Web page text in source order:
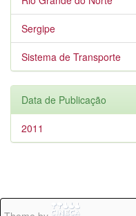
Sergipe
Sistema de Transporte
Data de Publicação
2011